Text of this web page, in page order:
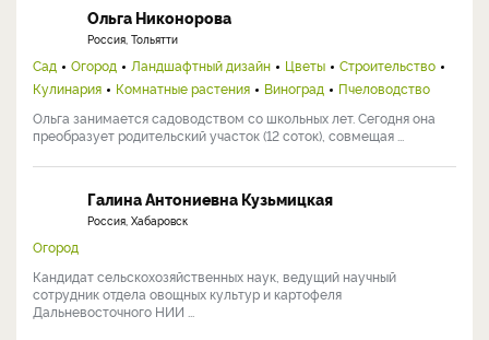
Ольга Никонорова
Россия, Тольятти
Сад Огород Ландшафтный дизайн Цветы
Строительство
Кулинария
Комнатные растения Виноград
Пчеловодство
Ольга занимается садоводством со школьных лет. Сегодня она
преобразует родительский участок (12 соток), совмещая ...
Галина Антониевна Кузьмицкая
Россия, Хабаровск
Огород
Кандидат сельскохозяйственных наук, ведущий научный
сотрудник отдела овощных культур и картофеля
Дальневосточного НИИ ...